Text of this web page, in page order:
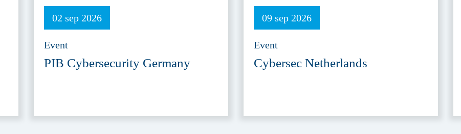
02 sep 2026
Event
PIB Cybersecurity Germany
09 sep 2026
Event
Cybersec Netherlands